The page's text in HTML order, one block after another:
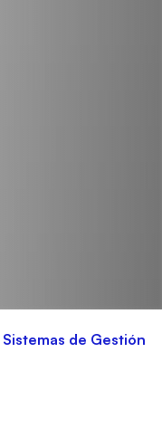
de Gestión